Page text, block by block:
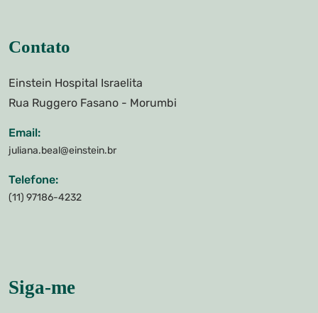
Contato
Einstein Hospital Israelita
Rua Ruggero Fasano - Morumbi
Email:
juliana.beal@einstein.br
Telefone:
(11) 97186-4232
Siga-me